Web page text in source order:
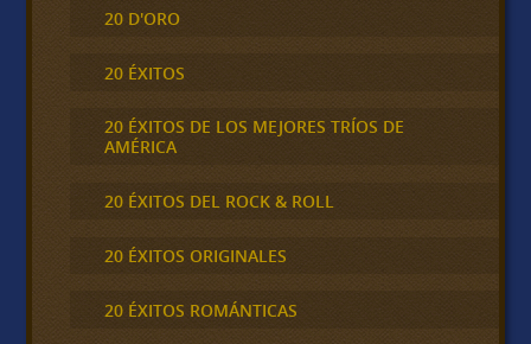
20 D'ORO
20 ÉXITOS
20 ÉXITOS DE LOS MEJORES TRÍOS DE
AMÉRICA
20 ÉXITOS DEL ROCK & ROLL
20 ÉXITOS ORIGINALES
20 ÉXITOS ROMÁNTICAS